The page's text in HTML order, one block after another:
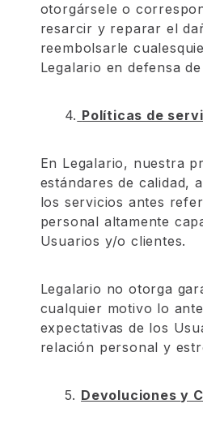
otorgársele o
resarcir y reparar el
reembolsarle
Legalario en defensa
4. Políticas de
En Legalario, nuestra
estándares de calidad,
los servicios antes
personal altamente
Usuarios y/o clientes.
Legalario no otorga
cualquier motivo lo
expectativas de los
relación personal y
5. Devolucionesy